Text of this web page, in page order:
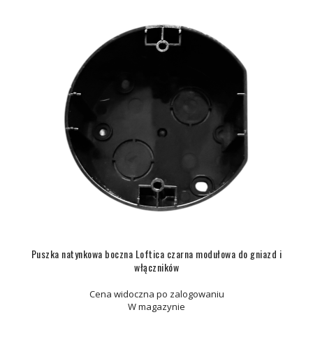
Puszka natynkowa boczna Loftica czarna modułowa do gniazd i
włączników
Cena widoczna po zalogowaniu
W magazynie